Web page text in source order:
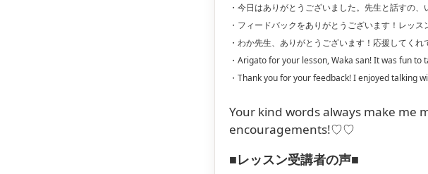
・今日はありがとうございました。先生と話すの
・フィードバックをありがとうございます！レッス
・わか先生、ありがとうございます！応援してくれ
・Arigato for your lesson, Waka san! It was fun to
・Thank you for your feedback! I enjoyed talking
Your kind words always make me
encouragements!♡♡
■レッスン受講者の声■